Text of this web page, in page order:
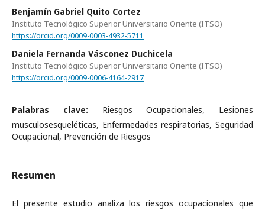
Benjamín Gabriel Quito Cortez
Instituto Tecnológico Superior Universitario Oriente (ITSO)
https://orcid.org/0009-0003-4932-5711
Daniela Fernanda Vásconez Duchicela
Instituto Tecnológico Superior Universitario Oriente (ITSO)
https://orcid.org/0009-0006-4164-2917
Palabras clave: Riesgos Ocupacionales, Lesiones
musculosesqueléticas, Enfermedades respiratorias, Seguridad
Ocupacional, Prevención de Riesgos
Resumen
El presente estudio analiza los riesgos ocupacionales que